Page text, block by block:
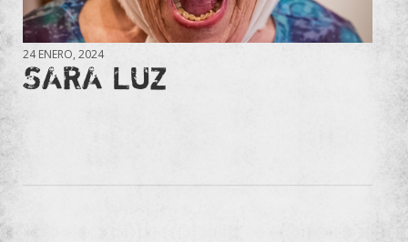
24 ENERO, 2024
SARA LUZ